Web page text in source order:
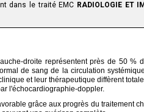
dans le traité EMC RADIOLOGIE ET
droite représentent près de 50 %
de sang de la circulation
et leur thérapeutique diffèrent
l'échocardiographie-doppler.
grâce aux progrès du traitement